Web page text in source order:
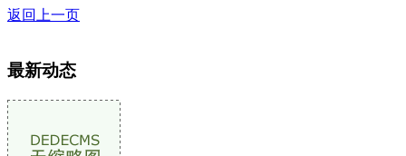
返回上一页
最新动态